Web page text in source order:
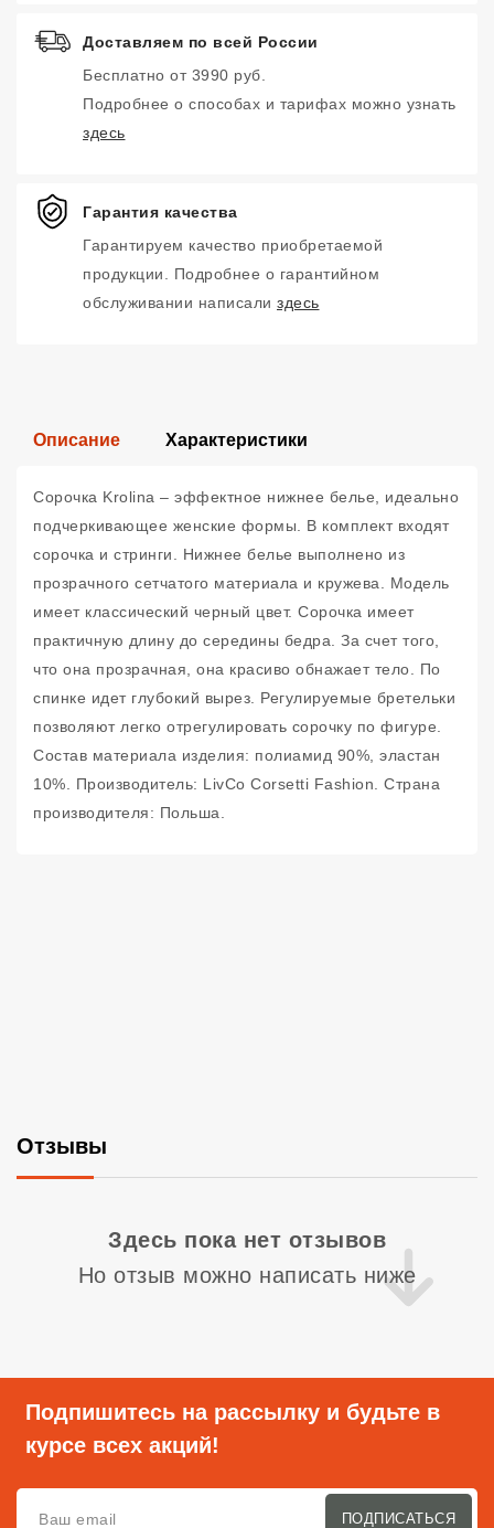
Доставляем по всей России
Бесплатно от 3990 руб.
Подробнее о способах и тарифах можно узнать
здесь
Гарантия качества
Гарантируем качество приобретаемой
продукции. Подробнее о гарантийном
обслуживании написали здесь
Описание Характеристики
Сорочка Krolina – эффектное нижнее белье, идеально
подчеркивающее женские формы. В комплект входят
сорочка и стринги. Нижнее белье выполнено из
прозрачного сетчатого материала и кружева. Модель
имеет классический черный цвет. Сорочка имеет
практичную длину до середины бедра. За счет того,
что она прозрачная, она красиво обнажает тело. По
спинке идет глубокий вырез. Регулируемые бретельки
позволяют легко отрегулировать сорочку по фигуре.
Состав материала изделия: полиамид 90%, эластан
10%. Производитель: LivCo Corsetti Fashion. Страна
производителя: Польша.
Отзывы
Здесь пока нет отзывов
Но отзыв можно написать ниже
Подпишитесь на рассылку и будьте в
курсе всех акций!
ПОДПИСАТЬСЯ